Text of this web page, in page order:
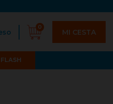
0
MI CESTA
FLASH